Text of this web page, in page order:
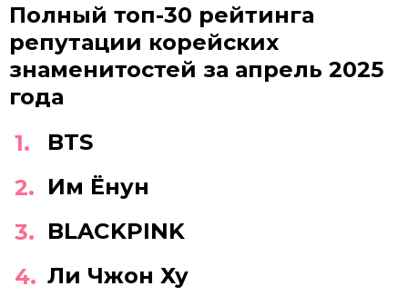
Полный топ-30 рейтинга
репутации корейских
знаменитостей за апрель 2025
года
BTS
Им Ёнун
BLACKPINK
Ли Чжон Ху